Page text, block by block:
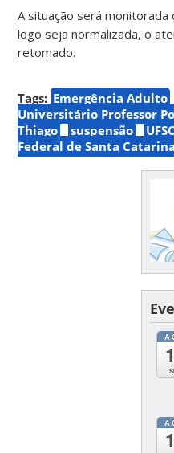
A situação será monitorada
logo seja normalizada, o
retomado.
Tags: Emergência Adulto
Universitário Professor
Thiago
suspensão UFSC
Federal de Santa Catarina